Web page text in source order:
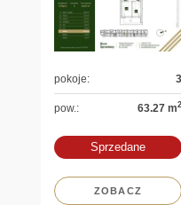
pokoje: 3
pow.: 63.27 m2
Sprzedane
ZOBACZ